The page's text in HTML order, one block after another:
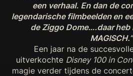
een verhaal. En dan de
legendarische filmbeelden en
de Ziggo Dome….daar
MAGISCH.”
Een jaar na de
uitverkochte Disney 100 in
magie verder tijdens de